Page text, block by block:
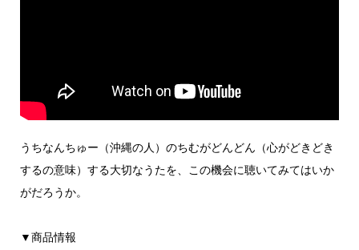
うちなんちゅー（沖縄の人）のちむがどんどん（心がどきどき
するの意味）する大切なうたを、この機会に聴いてみてはいか
がだろうか。
▼商品情報